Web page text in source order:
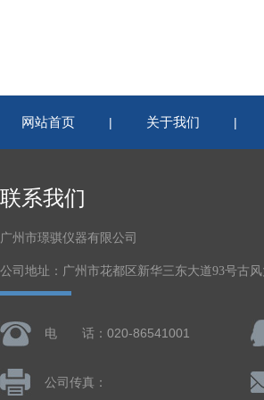
网站首页 | 关于我们 |
联系我们
广州市璟骐仪器有限公司
公司地址：广州市花都区新华三东大道93号古
电 话：020-86541001
公司传真：